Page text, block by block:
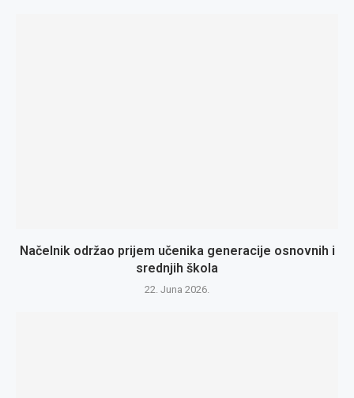
Načelnik održao prijem učenika generacije osnovnih i
srednjih škola
22. Juna 2026.